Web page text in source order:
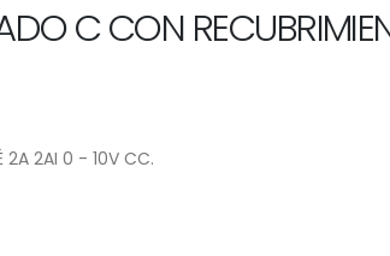
C CON
2AI 0 - 10V CC.